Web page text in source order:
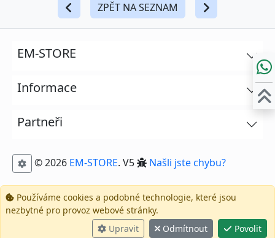
ZPĚT NA SEZNAM
EM-STORE
Informace
Partneři
© 2026 EM-STORE. V5 Našli jste chybu?
Používáme cookies a podobné technologie, které jsou
nezbytné pro provoz webové stránky.
Upravit
Odmítnout Povolit